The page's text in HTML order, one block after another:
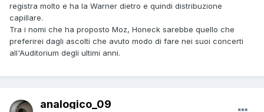
registra molto e ha la Warner dietro e quindi distribuzione
capillare.
Tra i nomi che ha proposto Moz, Honeck sarebbe quello che
preferirei dagli ascolti che avuto modo di fare nei suoi concerti
all'Auditorium degli ultimi anni.
analogico_09